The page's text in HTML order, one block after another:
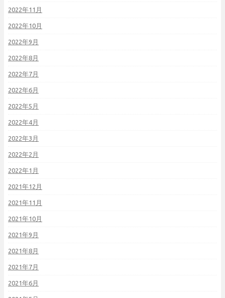
2022年11月
2022年10月
2022年9月
2022年8月
2022年7月
2022年6月
2022年5月
2022年4月
2022年3月
2022年2月
2022年1月
2021年12月
2021年11月
2021年10月
2021年9月
2021年8月
2021年7月
2021年6月